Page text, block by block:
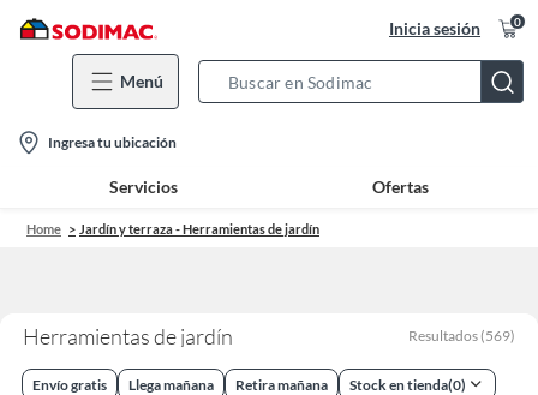
Inicia sesión 0
Menú
Bar
location-
icon
Ingresa tu ubicación
Servicios Ofertas
Home Jardín y terraza - Herramientas de jardín
Herramientas de jardín Resultados (569)
Envío gratis Llega mañana Retira mañana Stock en tienda(0)